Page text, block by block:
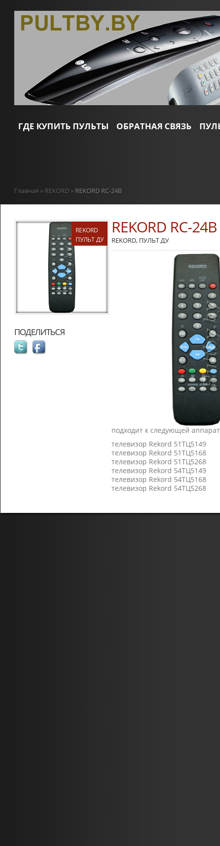
ГДЕ КУПИТЬ ПУЛЬТЫ ОБРАТНАЯ СВЯЗЬ
Главная » REKORD » REKORD RC-24B
REKORD
ПУЛЬТ ДУ
ПОДЕЛИТЬСЯ
REKORD RC-24B
REKORD, ПУЛЬТ ДУ
подходит к следующей
телевизор Rekord 51ТЦ5149
телевизор Rekord 51ТЦ5168
телевизор Rekord 51ТЦ5268
телевизор Rekord 54ТЦ5149
телевизор Rekord 54ТЦ5168
телевизор Rekord 54ТЦ5268